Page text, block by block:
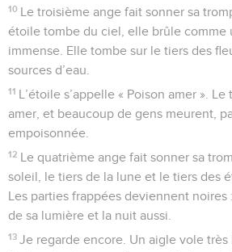
10 Le troisième ange fait sonner sa
étoile tombe du ciel, elle brûle comme
immense. Elle tombe sur le tiers des
sources d’eau.
11 L’étoile s’appelle « Poison amer ».
amer, et beaucoup de gens meurent,
empoisonnée.
12 Le quatrième ange fait sonner sa
soleil, le tiers de la lune et le tiers des
Les parties frappées deviennent
de sa lumière et la nuit aussi.
13 Je regarde encore. Un aigle vole